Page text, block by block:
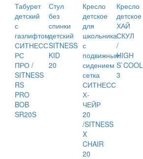
Табурет
детский
с
газлифтом
СИТНЕСС
РС
ПРО /
SITNESS
RS
PRO
BOB
SR20S
Стул
без
спинки
детский
SITNESS
KID
20
Кресло
детское
для
школьника
с
подвижным
сидением
сетка
СИТНЕСС
Х-
ЧЕЙР
20
/SITNESS
X
CHAIR
20
Кресло
детское
ХАЙ
СКУЛ
/
HIGH
S`COOL
3